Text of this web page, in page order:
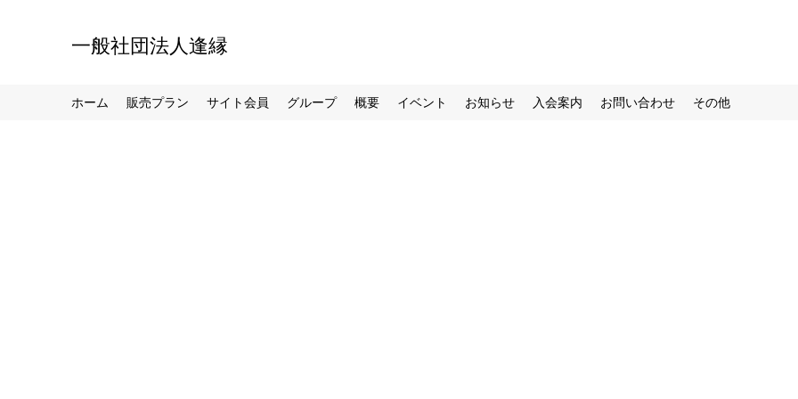
一般社団法人逢縁
ホーム 販売プラン サイト会員 グループ 概要 イベント お知らせ 入会案内 お問い合わせ その他